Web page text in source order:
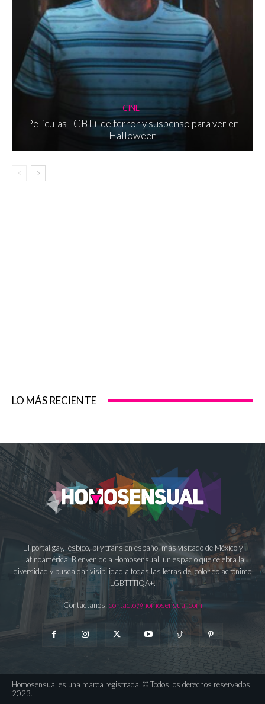
CINE
Películas LGBT+ de terror y suspenso para ver en
Halloween
LO MÁS RECIENTE
El portal gay, lésbico, bi y trans en español más visitado de México y
Latinoamérica. Bienvenido a Homosensual, un espacio que celebra la
diversidad y busca dar visibilidad a todas las letras del colorido acrónimo
LGBTTTIQA+.
Contáctanos: contacto@homosensual.com
Homosensual es una marca registrada. © Todos los derechos reservados
2023.